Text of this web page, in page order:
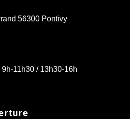
56300 Pontivy
11h30 / 13h30-16h